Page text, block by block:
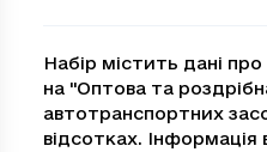
Набір містить дані
на "Оптова та
автотранспортних
відсотках. Інформація